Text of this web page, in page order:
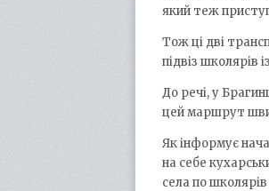
який теж
Тож ці дві
підвіз школярів
До речі, у
цей маршрут
Як інформує
на себе
села по